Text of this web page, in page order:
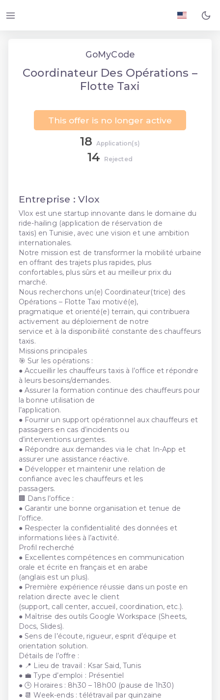
GoMyCode
Coordinateur Des Opérations –
Flotte Taxi
This offer is no longer active
18 Application(s)
14 Rejected
Entreprise : Vlox
Vlox est une startup innovante dans le domaine du
ride-hailing (application de réservation de
taxis) en Tunisie, avec une vision et une ambition
internationales.
Notre mission est de transformer la mobilité urbaine
en offrant des trajets plus rapides, plus
confortables, plus sûrs et au meilleur prix du
marché.
Nous recherchons un(e) Coordinateur(trice) des
Opérations – Flotte Taxi motivé(e),
pragmatique et orienté(e) terrain, qui contribuera
activement au déploiement de notre
service et à la disponibilité constante des chauffeurs
taxis.
Missions principales
🎯 Sur les opérations :
● Accueillir les chauffeurs taxis à l’office et répondre
à leurs besoins/demandes.
● Assurer la formation continue des chauffeurs pour
la bonne utilisation de
l’application.
● Fournir un support opérationnel aux chauffeurs et
passagers en cas d’incidents ou
d’interventions urgentes.
● Répondre aux demandes via le chat In-App et
assurer une assistance réactive.
● Développer et maintenir une relation de
confiance avec les chauffeurs et les
passagers.
🏢 Dans l’office :
● Garantir une bonne organisation et tenue de
l’office.
● Respecter la confidentialité des données et
informations liées à l’activité.
Profil recherché
● Excellentes compétences en communication
orale et écrite en français et en arabe
(anglais est un plus).
● Première expérience réussie dans un poste en
relation directe avec le client
(support, call center, accueil, coordination, etc.).
● Maîtrise des outils Google Workspace (Sheets,
Docs, Slides).
● Sens de l’écoute, rigueur, esprit d’équipe et
orientation solution.
Détails de l’offre :
● 📍 Lieu de travail : Ksar Said, Tunis
● 💼 Type d’emploi : Présentiel
● 🕒 Horaires : 8h30 – 18h00 (pause de 1h30)
● 📆 Week-ends : télétravail par quinzaine